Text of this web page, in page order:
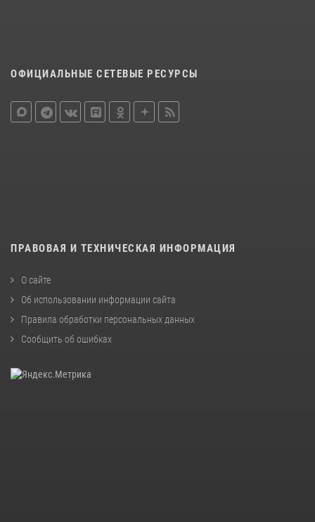
ОФИЦИАЛЬНЫЕ СЕТЕВЫЕ РЕСУРСЫ
ПРАВОВАЯ И ТЕХНИЧЕСКАЯ ИНФОРМАЦИЯ
О сайте
Об использовании информации сайта
Правила обработки персональных данных
Сообщить об ошибках